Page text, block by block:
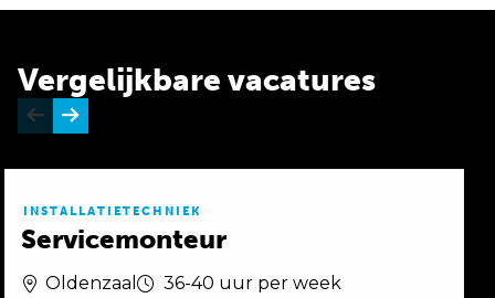
Vergelijkbare vacatures
INSTALLATIETECHNIEK
Servicemonteur
Oldenzaal
36-40 uur per week